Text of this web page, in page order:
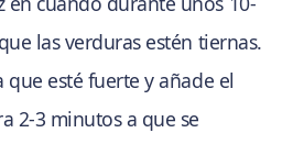
las verduras estén tiernas.
esté fuerte y añade el
2-3 minutos a que se